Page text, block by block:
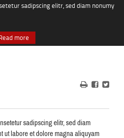
sadipscing elitr, sed diam nonumy
more
sadipscing elitr, sed diam
ut labore et dolore magna aliquyam